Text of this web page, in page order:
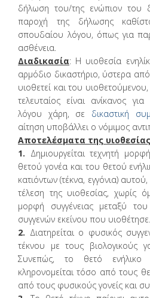
δήλωση του/της ενώπιον του
παροχή της δήλωσης
σπουδαίου λόγου, όπως για
ασθένεια.
Διαδικασία: Η υιοθεσία
αρμόδιο δικαστήριο, ύστερα
υιοθετεί και του
τελευταίος είναι ανίκανος για
λόγου χάρη, σε δικαστική
αίτηση υποβάλλει ο νόμιμος
Αποτελέσματα της υιοθεσίας
1. Δημιουργείται τεχνητή
θετού γονέα και του θετού
κατιόντων (τέκνα, εγγόνια)
τέλεση της υιοθεσίας, χωρίς
μορφή συγγένειας μεταξύ
συγγενών εκείνου που υιοθέτησε.
2. Διατηρείται ο φυσικός
τέκνου με τους βιολογικούς
Συνεπώς, το θετό ενήλικο
κληρονομείται τόσο από τους
από τους φυσικούς γονείς και